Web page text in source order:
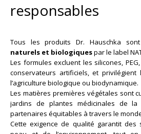
responsables
Tous les produits Dr. Hauschka
naturels et biologiquespar le label
Les formules excluent les silicones,
conservateurs artificiels, et
l’agriculture biologique ou biodynamique.
Les matières premières végétales sont
jardins de plantes médicinales de
partenaires équitables à travers le
Cette exigence de qualité garantit des